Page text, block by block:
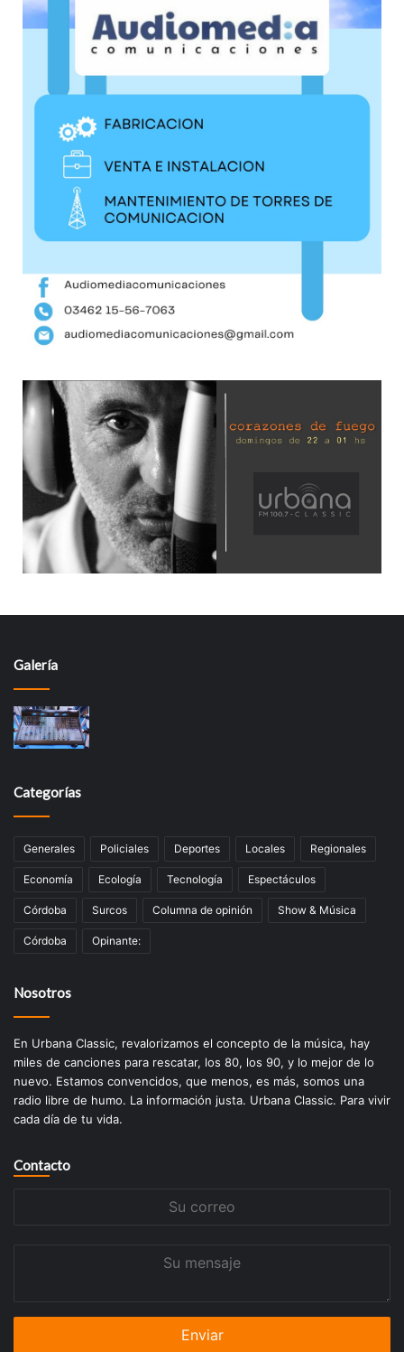
Galería
Categorías
Generales Policiales Deportes Locales Regionales
Economía Ecología Tecnologí­a Espectáculos
Córdoba Surcos Columna de opinión Show & Música
Córdoba Opinante:
Nosotros
En Urbana Classic, revalorizamos el concepto de la música, hay
miles de canciones para rescatar, los 80, los 90, y lo mejor de lo
nuevo. Estamos convencidos, que menos, es más, somos una
radio libre de humo. La información justa. Urbana Classic. Para vivir
cada día de tu vida.
Contacto